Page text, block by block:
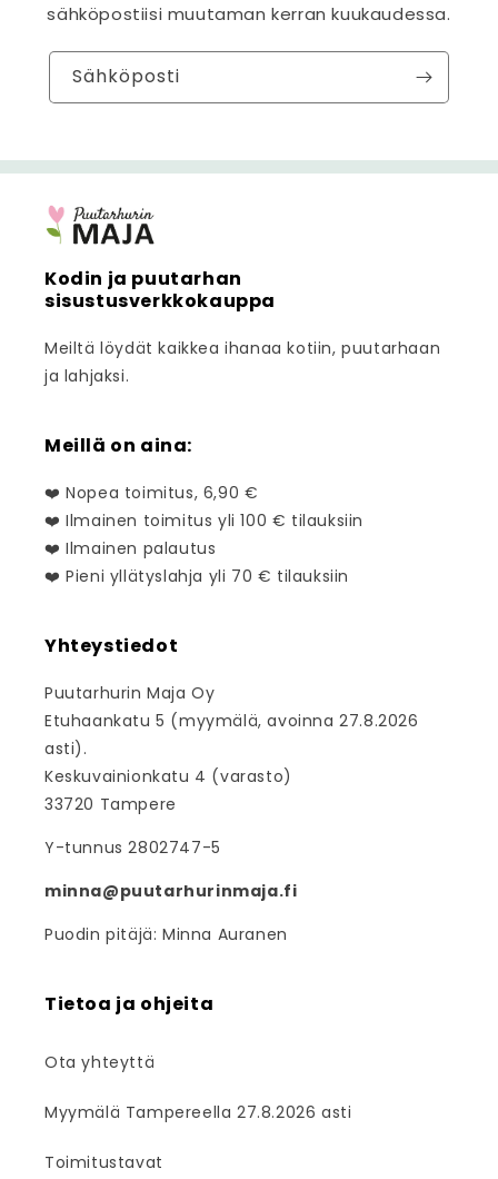
sähköpostiisi muutaman kerran kuukaudessa.
Sähköposti
Kodin ja puutarhan
sisustusverkkokauppa
Meiltä löydät kaikkea ihanaa kotiin, puutarhaan
ja lahjaksi.
Meillä on aina:
❤️ Nopea toimitus, 6,90 €
❤️ Ilmainen toimitus yli 100 € tilauksiin
❤️ Ilmainen palautus
❤️ Pieni yllätyslahja yli 70 € tilauksiin
Yhteystiedot
Puutarhurin Maja Oy
Etuhaankatu 5 (myymälä, avoinna 27.8.2026
asti).
Keskuvainionkatu 4 (varasto)
33720 Tampere
Y-tunnus 2802747-5
minna@puutarhurinmaja.fi
Puodin pitäjä: Minna Auranen
Tietoa ja ohjeita
Ota yhteyttä
Myymälä Tampereella 27.8.2026 asti
Toimitustavat